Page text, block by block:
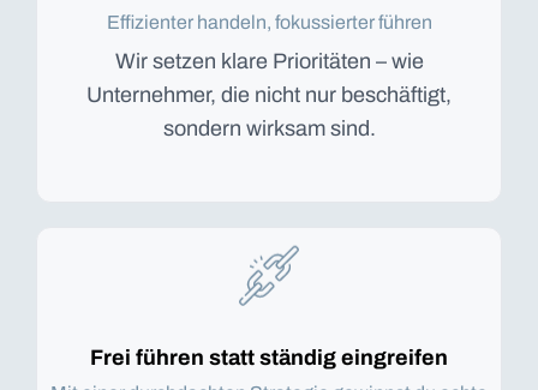
Effizienter handeln, fokussierter führen
Wir setzen klare Prioritäten – wie
Unternehmer, die nicht nur beschäftigt,
sondern wirksam sind.
Frei führen statt ständig eingreifen